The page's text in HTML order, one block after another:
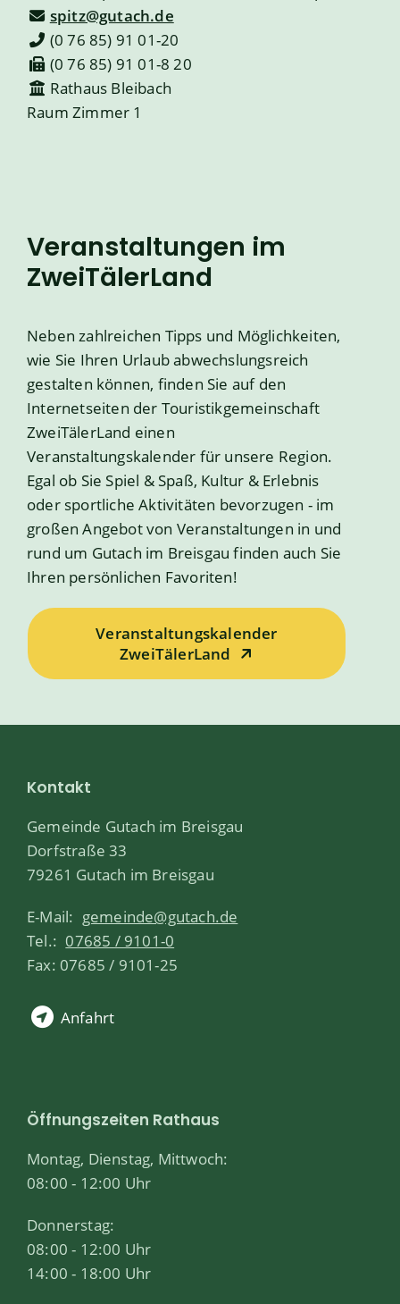
spitz@gutach.de
(0 76 85) 91 01-20
(0 76 85) 91 01-8 20
Rathaus Bleibach
Raum Zimmer 1
Veranstaltungen im
ZweiTälerLand
Neben zahlreichen Tipps und Möglichkeiten,
wie Sie Ihren Urlaub abwechslungsreich
gestalten können, finden Sie auf den
Internetseiten der Touristikgemeinschaft
ZweiTälerLand einen
Veranstaltungskalender für unsere Region.
Egal ob Sie Spiel & Spaß, Kultur & Erlebnis
oder sportliche Aktivitäten bevorzugen - im
großen Angebot von Veranstaltungen in und
rund um Gutach im Breisgau finden auch Sie
Ihren persönlichen Favoriten!
Veranstaltungskalender
ZweiTälerLand
Kontakt
Gemeinde Gutach im Breisgau
Dorfstraße 33
79261 Gutach im Breisgau
E-Mail: gemeinde@gutach.de
Tel.: 07685 / 9101-0
Fax: 07685 / 9101-25
Anfahrt
Öffnungszeiten Rathaus
Montag, Dienstag, Mittwoch:
08:00 - 12:00 Uhr
Donnerstag:
08:00 - 12:00 Uhr
14:00 - 18:00 Uhr